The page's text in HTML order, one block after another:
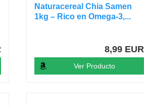
Naturacereal Chia Samen
1kg – Rico en Omega-3,...
8,99 EUR
Ver Producto